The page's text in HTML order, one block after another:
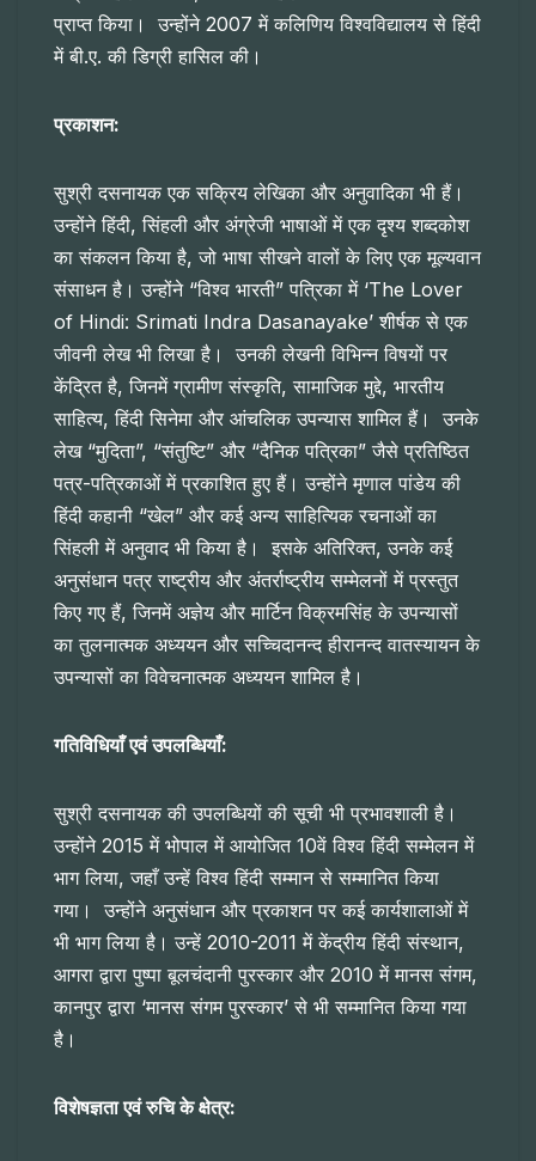
प्राप्त किया। उन्होंने 2007 में कलिणिय विश्वविद्यालय से हिंदी
में बी.ए. की डिग्री हासिल की।
प्रकाशन:
सुश्री दसनायक एक सक्रिय लेखिका और अनुवादिका भी हैं।
उन्होंने हिंदी, सिंहली और अंग्रेजी भाषाओं में एक दृश्य शब्दकोश
का संकलन किया है, जो भाषा सीखने वालों के लिए एक मूल्यवान
संसाधन है। उन्होंने “विश्व भारती” पत्रिका में ‘The Lover
of Hindi: Srimati Indra Dasanayake’ शीर्षक से एक
जीवनी लेख भी लिखा है। उनकी लेखनी विभिन्न विषयों पर
केंद्रित है, जिनमें ग्रामीण संस्कृति, सामाजिक मुद्दे, भारतीय
साहित्य, हिंदी सिनेमा और आंचलिक उपन्यास शामिल हैं। उनके
लेख “मुदिता”, “संतुष्टि” और “दैनिक पत्रिका” जैसे प्रतिष्ठित
पत्र-पत्रिकाओं में प्रकाशित हुए हैं। उन्होंने मृणाल पांडेय की
हिंदी कहानी “खेल” और कई अन्य साहित्यिक रचनाओं का
सिंहली में अनुवाद भी किया है। इसके अतिरिक्त, उनके कई
अनुसंधान पत्र राष्ट्रीय और अंतर्राष्ट्रीय सम्मेलनों में प्रस्तुत
किए गए हैं, जिनमें अज्ञेय और मार्टिन विक्रमसिंह के उपन्यासों
का तुलनात्मक अध्ययन और सच्चिदानन्द हीरानन्द वातस्यायन के
उपन्यासों का विवेचनात्मक अध्ययन शामिल है।
गतिविधियाँ एवं उपलब्धियाँ:
सुश्री दसनायक की उपलब्धियों की सूची भी प्रभावशाली है।
उन्होंने 2015 में भोपाल में आयोजित 10वें विश्व हिंदी सम्मेलन में
भाग लिया, जहाँ उन्हें विश्व हिंदी सम्मान से सम्मानित किया
गया। उन्होंने अनुसंधान और प्रकाशन पर कई कार्यशालाओं में
भी भाग लिया है। उन्हें 2010-2011 में केंद्रीय हिंदी संस्थान,
आगरा द्वारा पुष्पा बूलचंदानी पुरस्कार और 2010 में मानस संगम,
कानपुर द्वारा ‘मानस संगम पुरस्कार’ से भी सम्मानित किया गया
है।
विशेषज्ञता एवं रुचि के क्षेत्र: